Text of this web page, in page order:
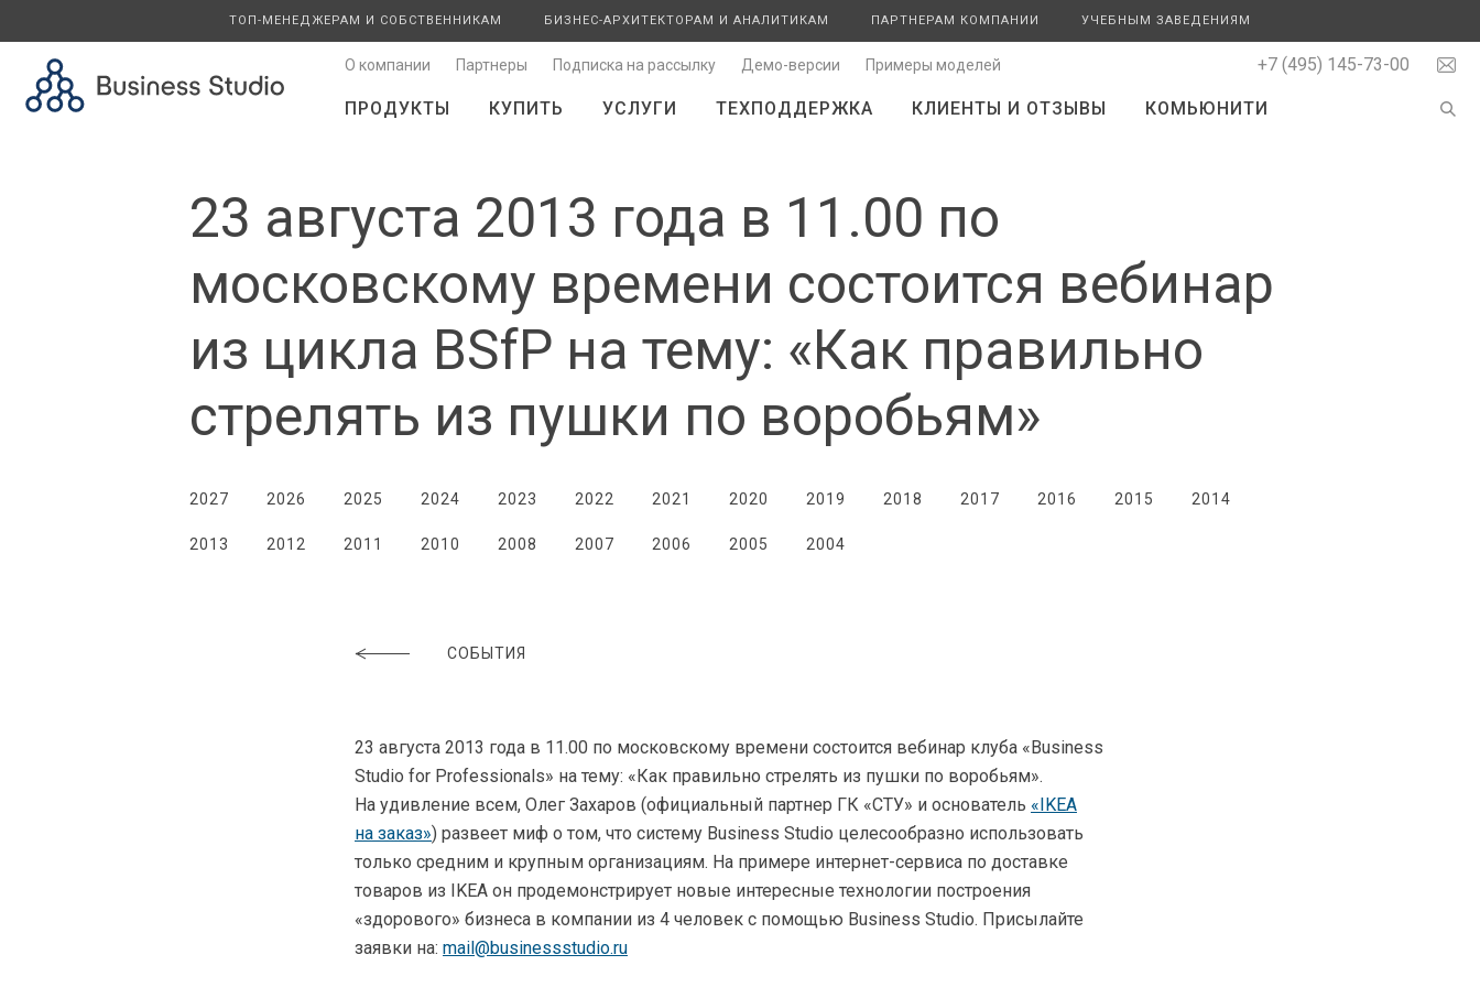
ТОП-МЕНЕДЖЕРАМ И СОБСТВЕННИКАМ БИЗНЕС-АРХИТЕКТОРАМ И АНАЛИТИКАМ ПАРТНЕРАМ КОМПАНИИ УЧЕБНЫМ ЗАВЕДЕНИЯМ
+7 (495) 145-73-00
О компании Партнеры Подписка на рассылку Демо-версии Примеры моделей
ПРОДУКТЫ КУПИТЬ УСЛУГИ ТЕХПОДДЕРЖКА КЛИЕНТЫ И ОТЗЫВЫ КОМЬЮНИТИ
23 августа 2013 года в 11.00 по
московскому времени состоится вебинар
из цикла BSfP на тему: «Как правильно
стрелять из пушки по воробьям»
2027 2026 2025 2024 2023 2022 2021 2020 2019 2018 2017 2016 2015 2014
2013 2012 2011 2010 2008 2007 2006 2005 2004
СОБЫТИЯ
23 августа 2013 года в 11.00 по московскому времени состоится вебинар клуба «Business
Studio for Professionals» на тему: «Как правильно стрелять из пушки по воробьям».
На удивление всем, Олег Захаров (официальный партнер ГК «СТУ» и основатель «IKEA
на заказ») развеет миф о том, что систему Business Studio целесообразно использовать
только средним и крупным организациям. На примере интернет-сервиса по доставке
товаров из IKEA он продемонстрирует новые интересные технологии построения
«здорового» бизнеса в компании из 4 человек c помощью Business Studio. Присылайте
заявки на: mail@businessstudio.ru